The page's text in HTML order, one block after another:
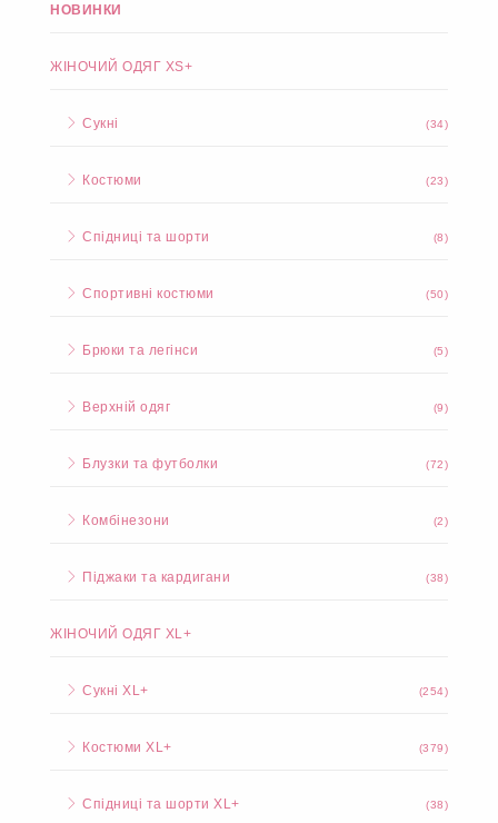
НОВИНКИ
ЖІНОЧИЙ ОДЯГ XS+
Сукні (34)
Костюми (23)
Спідниці та шорти (8)
Спортивні костюми (50)
Брюки та легінси (5)
Верхній одяг (9)
Блузки та футболки (72)
Комбінезони (2)
Піджаки та кардигани (38)
ЖІНОЧИЙ ОДЯГ XL+
Сукні XL+ (254)
Костюми XL+ (379)
Спідниці та шорти XL+ (38)